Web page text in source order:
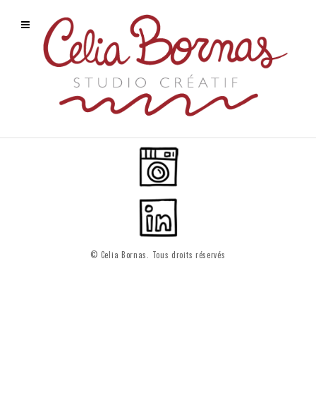
© Celia Bornas. Tous droits réservés